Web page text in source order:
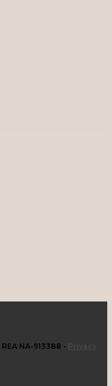
NA-913388 -